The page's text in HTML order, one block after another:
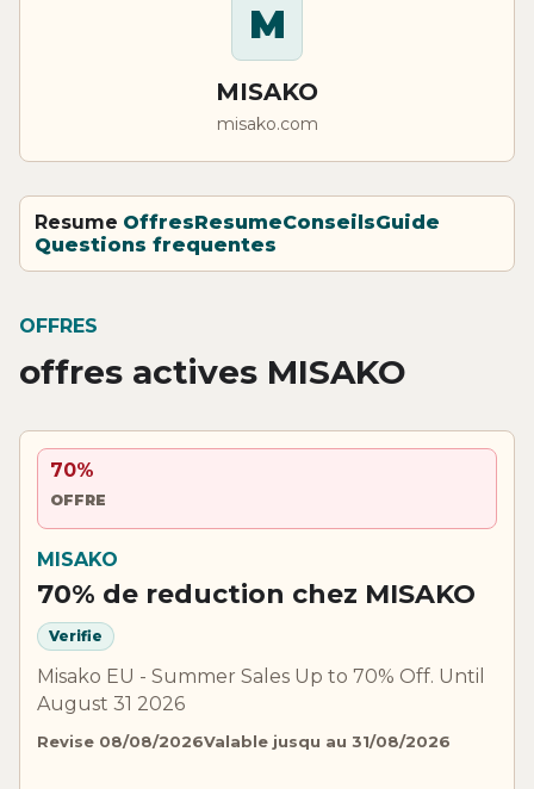
M
MISAKO
misako.com
Resume OffresResumeConseilsGuide
Questions frequentes
OFFRES
offres actives MISAKO
70%
OFFRE
MISAKO
70% de reduction chez MISAKO
Verifie
Misako EU - Summer Sales Up to 70% Off. Until
August 31 2026
Revise 08/08/2026Valable jusqu au 31/08/2026